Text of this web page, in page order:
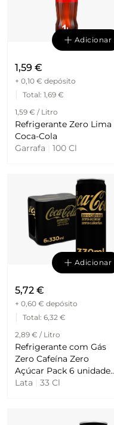
Adicionar
1,59 €
+ 0,10 € depósito
| Total: 1,69 €
1,59 € / Litro
Refrigerante Zero Lima
Coca-Cola
Garrafa
100 Cl
Adicionar
5,72 €
+ 0,60 € depósito
| Total: 6,32 €
2,89 € / Litro
Refrigerante com Gás
Zero Cafeína Zero
Açúcar Pack 6 unidades
Coca-Cola
Lata 33 Cl